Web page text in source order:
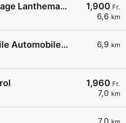
1,900 Fr.
6,6 km
Miniprix Station Garage Lanthemann
6,9 km
Miniprix Station Etoile Automobile SA
1,960 Fr.
7,0 km